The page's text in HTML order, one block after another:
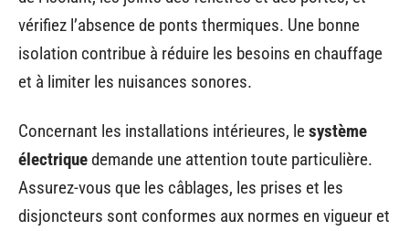
vérifiez l’absence de ponts thermiques. Une bonne
isolation contribue à réduire les besoins en chauffage
et à limiter les nuisances sonores.
Concernant les installations intérieures, lesystème
électriquedemande une attention toute particulière.
Assurez-vous que les câblages, les prises et les
disjoncteurs sont conformes aux normes en vigueur et